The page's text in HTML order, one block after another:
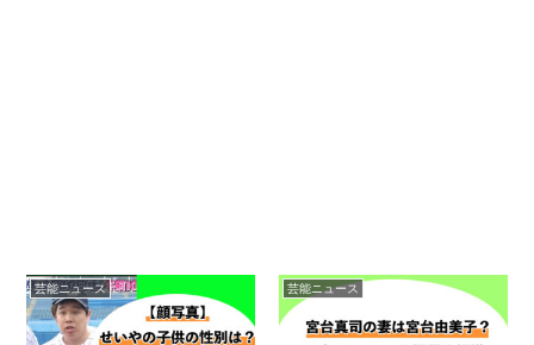
芸能ニュース 芸能ニュース